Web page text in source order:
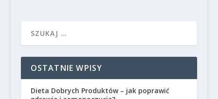
OSTATNIE WPISY
Dieta Dobrych Produktów – jak poprawić